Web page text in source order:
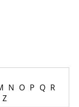
N O P Q R
Z